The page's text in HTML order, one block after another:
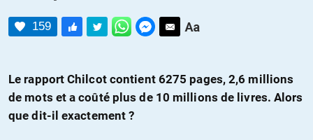
DOSSIERS
CATÉGORIES
NOUS
CONTACTER
FAIRE UN
159
Le rapport Chilcot contient 6275 pages, 2,6 millions
de mots et a coûté plus de 10 millions de livres. Alors
que dit-il exactement ?